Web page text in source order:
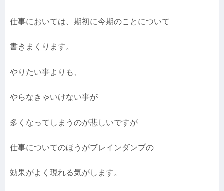
仕事においては、期初に今期のことについて
書きまくります。
やりたい事よりも、
やらなきゃいけない事が
多くなってしまうのが悲しいですが
仕事についてのほうがブレインダンプの
効果がよく現れる気がします。